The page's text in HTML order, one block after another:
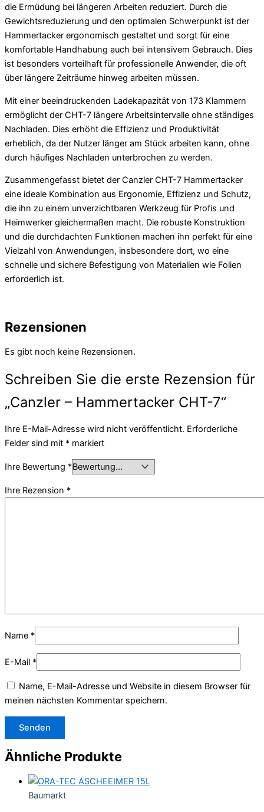
die Ermüdung bei längeren Arbeiten reduziert. Durch die
Gewichtsreduzierung und den optimalen Schwerpunkt ist der
Hammertacker ergonomisch gestaltet und sorgt für eine
komfortable Handhabung auch bei intensivem Gebrauch. Dies
ist besonders vorteilhaft für professionelle Anwender, die oft
über längere Zeiträume hinweg arbeiten müssen.
Mit einer beeindruckenden Ladekapazität von 173 Klammern
ermöglicht der CHT-7 längere Arbeitsintervalle ohne ständiges
Nachladen. Dies erhöht die Effizienz und Produktivität
erheblich, da der Nutzer länger am Stück arbeiten kann, ohne
durch häufiges Nachladen unterbrochen zu werden.
Zusammengefasst bietet der Canzler CHT-7 Hammertacker
eine ideale Kombination aus Ergonomie, Effizienz und Schutz,
die ihn zu einem unverzichtbaren Werkzeug für Profis und
Heimwerker gleichermaßen macht. Die robuste Konstruktion
und die durchdachten Funktionen machen ihn perfekt für eine
Vielzahl von Anwendungen, insbesondere dort, wo eine
schnelle und sichere Befestigung von Materialien wie Folien
erforderlich ist.
Rezensionen
Es gibt noch keine Rezensionen.
Schreiben Sie die erste Rezension für
„Canzler – Hammertacker CHT-7“
Ihre E-Mail-Adresse wird nicht veröffentlicht. Erforderliche
Felder sind mit * markiert
Ihre Bewertung *
Ihre Rezension *
Name *
E-Mail *
Name, E-Mail-Adresse und Website in diesem Browser für
meinen nächsten Kommentar speichern.
Ähnliche Produkte
Baumarkt